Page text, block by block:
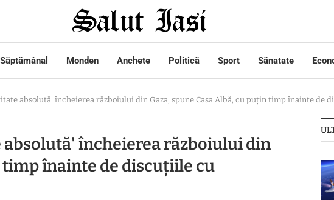
Monden Anchete Politică Sport Sănatate
absolută' încheierea războiului din Gaza, spune Casa Albă, cu puțin timp înainte de
încheierea războiului din
timp înainte de discuțiile cu